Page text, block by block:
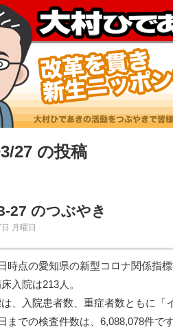
27 の投稿
27 のつぶやき
月曜日
時点の愛知県の新型コロナ関係指
入院は213人。
、入院患者数、重症者数ともに「
までの検査件数は、6,088,078件で